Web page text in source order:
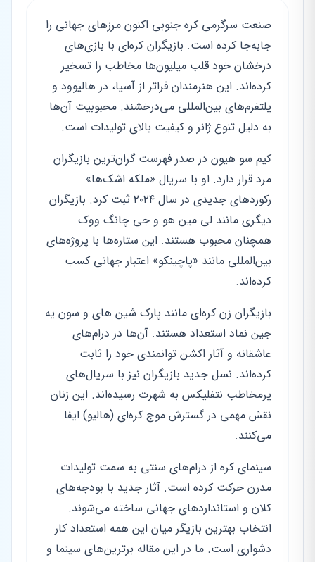
صنعت سرگرمی کره جنوبی اکنون مرزهای جهانی را
جابه‌جا کرده است. بازیگران کره‌ای با بازی‌های
درخشان خود قلب میلیون‌ها مخاطب را تسخیر
کرده‌اند. این هنرمندان فراتر از آسیا، در هالیوود و
پلتفرم‌های بین‌المللی می‌درخشند. محبوبیت آن‌ها
به دلیل تنوع ژانر و کیفیت بالای تولیدات است.
کیم سو هیون در صدر فهرست گران‌ترین بازیگران
مرد قرار دارد. او با سریال «ملکه اشک‌ها»
رکوردهای جدیدی در سال ۲۰۲۴ ثبت کرد. بازیگران
دیگری مانند لی مین هو و جی چانگ ووک
همچنان محبوب هستند. این ستاره‌ها با پروژه‌های
بین‌المللی مانند «پاچینکو» اعتبار جهانی کسب
کرده‌اند.
بازیگران زن کره‌ای مانند پارک شین های و سون یه
جین نماد استعداد هستند. آن‌ها در درام‌های
عاشقانه و آثار اکشن توانمندی خود را ثابت
کرده‌اند. نسل جدید بازیگران نیز با سریال‌های
پرمخاطب نتفلیکس به شهرت رسیده‌اند. این زنان
نقش مهمی در گسترش موج کره‌ای (هالیو) ایفا
می‌کنند.
سینمای کره از درام‌های سنتی به سمت تولیدات
مدرن حرکت کرده است. آثار جدید با بودجه‌های
کلان و استانداردهای جهانی ساخته می‌شوند.
انتخاب بهترین بازیگر میان این همه استعداد کار
دشواری است. ما در این مقاله برترین‌های سینما و